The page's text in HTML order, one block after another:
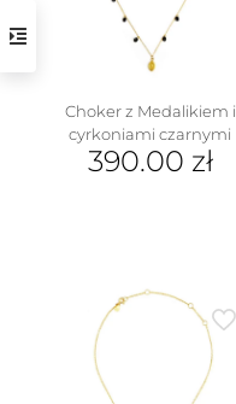
Choker z Medalikiem i
cyrkoniami czarnymi
390.00 zł